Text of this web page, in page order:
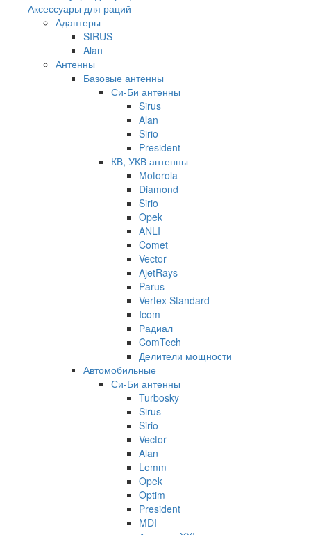
Аксессуары для раций
Адаптеры
SIRUS
Alan
Антенны
Базовые антенны
Си-Би антенны
Sirus
Alan
Sirio
President
КВ, УКВ антенны
Motorola
Diamond
Sirio
Opek
ANLI
Comet
Vector
AjetRays
Parus
Vertex Standard
Icom
Радиал
ComTech
Делители мощности
Автомобильные
Си-Би антенны
Turbosky
Sirus
Sirio
Vector
Alan
Lemm
Opek
Optim
President
MDI